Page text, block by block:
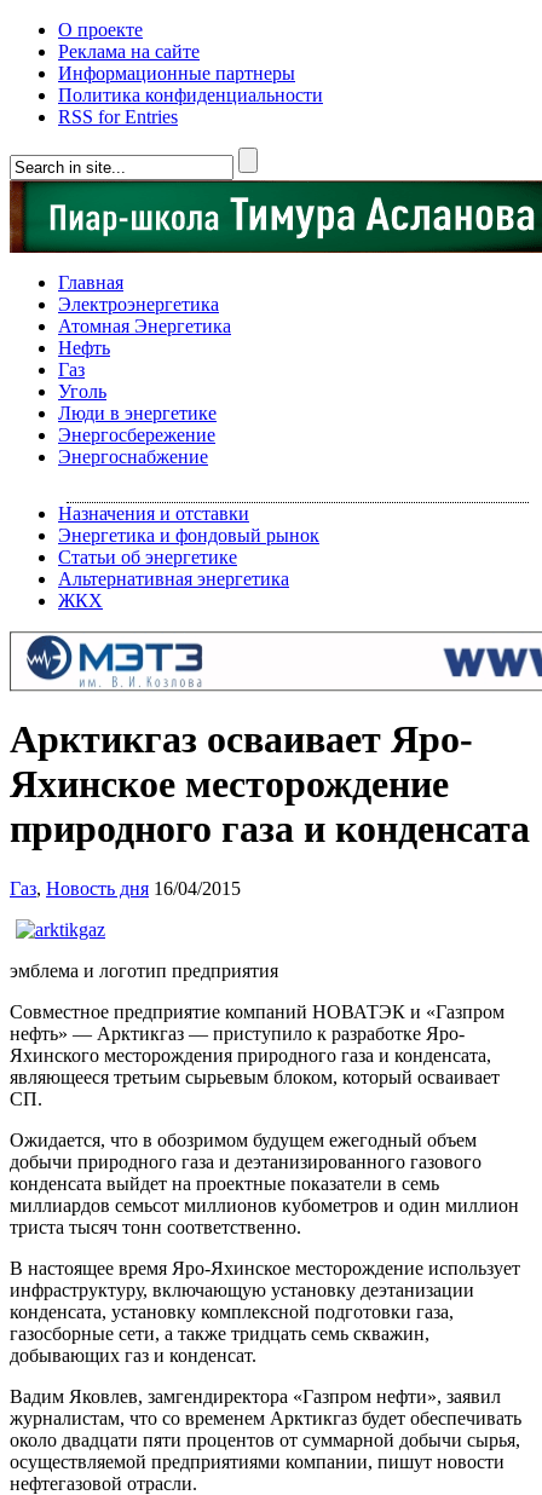
О проекте
Реклама на сайте
Информационные партнеры
Политика конфиденциальности
RSS for Entries
Главная
Электроэнергетика
Атомная Энергетика
Нефть
Газ
Уголь
Люди в энергетике
Энергосбережение
Энергоснабжение
Назначения и отставки
Энергетика и фондовый рынок
Статьи об энергетике
Альтернативная энергетика
ЖКХ
Арктикгаз осваивает Яро-
Яхинское месторождение
природного газа и конденсата
Газ, Новость дня 16/04/2015
эмблема и логотип предприятия
Совместное предприятие компаний НОВАТЭК и «Газпром
нефть» — Арктикгаз — приступило к разработке Яро-
Яхинского месторождения природного газа и конденсата,
являющееся третьим сырьевым блоком, который осваивает
СП.
Ожидается, что в обозримом будущем ежегодный объем
добычи природного газа и деэтанизированного газового
конденсата выйдет на проектные показатели в семь
миллиардов семьсот миллионов кубометров и один миллион
триста тысяч тонн соответственно.
В настоящее время Яро-Яхинское месторождение использует
инфраструктуру, включающую установку деэтанизации
конденсата, установку комплексной подготовки газа,
газосборные сети, а также тридцать семь скважин,
добывающих газ и конденсат.
Вадим Яковлев, замгендиректора «Газпром нефти», заявил
журналистам, что со временем Арктикгаз будет обеспечивать
около двадцати пяти процентов от суммарной добычи сырья,
осуществляемой предприятиями компании, пишут новости
нефтегазовой отрасли.